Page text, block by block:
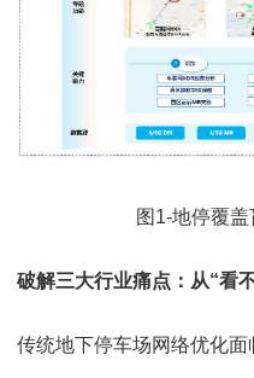
图1-地停覆
破解三大行业痛点：从“看
传统地下停车场网络优化面